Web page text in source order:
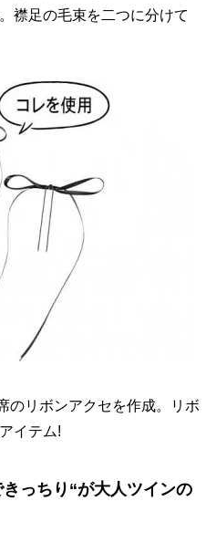
襟足の毛束を二つに分けて
のリボンアクセを作成。リボ
イテム!
っちり“が大人ツインの